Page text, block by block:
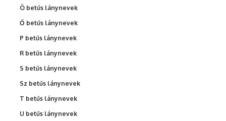
Ö betűs lánynevek
Ő betűs lánynevek
P betűs lánynevek
R betűs lánynevek
S betűs lánynevek
Sz betűs lánynevek
T betűs lánynevek
U betűs lánynevek